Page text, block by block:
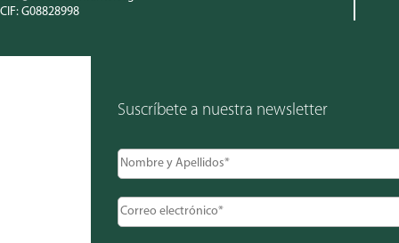
CIF: G08828998
Suscríbete a nuestra newsletter